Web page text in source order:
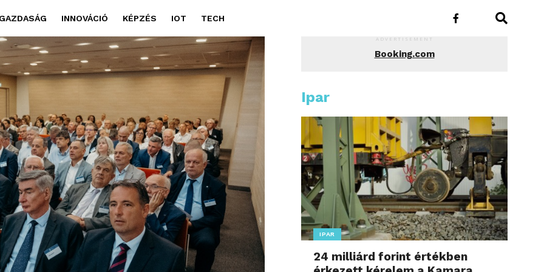
INNOVÁCIÓ KÉPZÉS IOT TECH
ADVERTISEMENT
Booking.com
Ipar
IPAR
24 milliárd forint értékben